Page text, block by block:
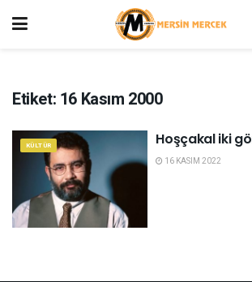
Etiket: 16 Kasım 2000
KÜLTÜR Hoşçakal iki
16 KASIM 2022